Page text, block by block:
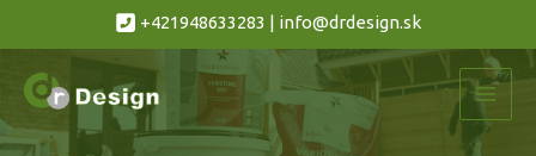
na
obsah
+421948633283 | info@drdesign.sk